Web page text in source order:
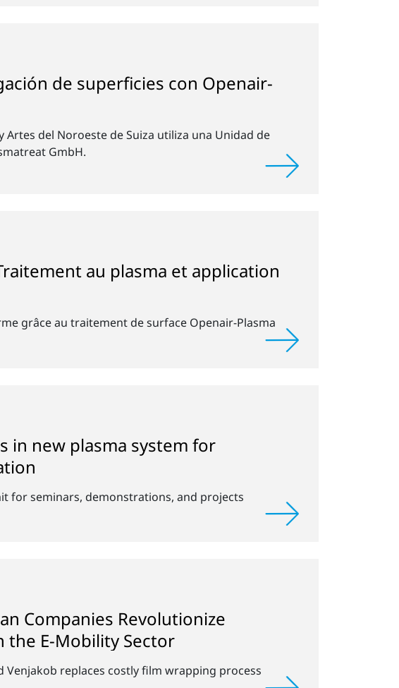
de superficies con Openair-
Artes del Noroeste de Suiza utiliza una Unidad de
GmbH.
au plasma et application
grâce au traitement de surface Openair-Plasma
in new plasma system for
for seminars, demonstrations, and projects
Companies Revolutionize
the E-Mobility Sector
replaces costly film wrapping process